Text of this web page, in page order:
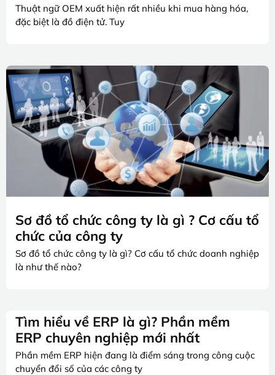
Thuật ngữ OEM xuất hiện rất nhiều khi mua hàng hóa,
đặc biệt là đồ điện tử. Tuy
Sơ đồ tổ chức công ty là gì ? Cơ cấu tổ
chức của công ty
Sơ đồ tổ chức công ty là gì? Cơ cấu tổ chức doanh nghiệp
là như thế nào?
Tìm hiểu về ERP là gì? Phần mềm
ERP chuyên nghiệp mới nhất
Phần mềm ERP hiện đang là điểm sáng trong công cuộc
chuyển đổi số của các công ty